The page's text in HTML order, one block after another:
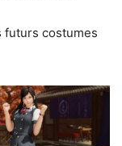
futurs costumes